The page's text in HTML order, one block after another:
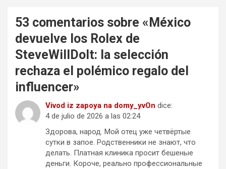
53 comentarios sobre « México
devuelve los Rolex de
SteveWillDoIt: la selección
rechaza el polémico regalo del
influencer»
Vivod iz zapoya na domy_yvOn dice:
4 de julio de 2026 a las 02:24
Здорова, народ. Мой отец уже четвёртые
сутки в запое. Родственники не знают, что
делать. Платная клиника просит бешеные
деньги. Короче, реально профессиональные